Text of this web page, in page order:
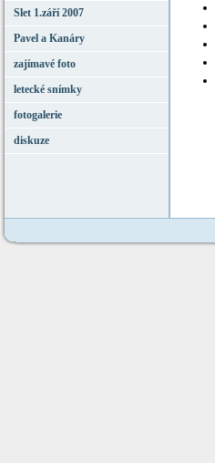
Slet 1.září 2007
Pavel a Kanáry
zajímavé foto
letecké snímky
fotogalerie
diskuze